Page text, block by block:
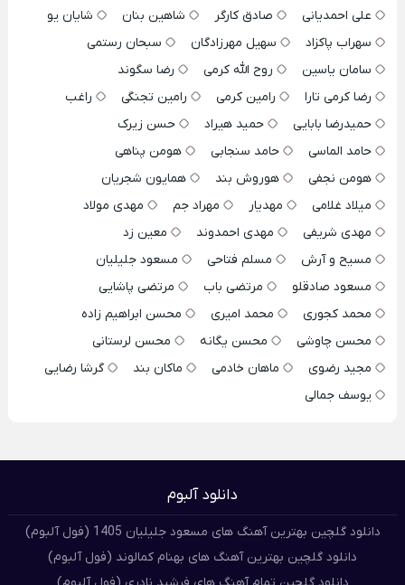
علی احمدیانی
صادق کارگر شاهین بنان
شایان یو
سهراب پاکزاد
سهیل مهرزادگان
سبحان رستمی
سامان یاسین
روح الله کرمی
رضا سگوند
رضا کرمی تارا
رامین کرمی رامین تجنگی
راغب
حمیدرضا بابایی
حمید هیراد
حسن زیرک
حامد الماسی
حامد سنجابی
هومن پناهی
هومن نجفی
هوروش بند
همایون شجریان
میلاد غلامی
مهدیار مهراد جم
مهدی مولاد
مهدی شریفی
مهدی احمدوند
معین زد
مسیح و آرش
مسلم فتاحی
مسعود جلیلیان
مسعود صادقلو
مرتضی باب
مرتضی پاشایی
محمد کجوری
محمد امیری
محسن ابراهیم زاده
محسن چاوشی
محسن یگانه
محسن لرستانی
مجید رضوی
ماهان خادمی ماکان بند
گرشا رضایی
یوسف جمالی
دانلود آلبوم
دانلود گلچین بهترین آهنگ های مسعود جلیلیان 1405 (فول آلبوم)
دانلود گلچین بهترین آهنگ های بهنام کمالوند (فول آلبوم)